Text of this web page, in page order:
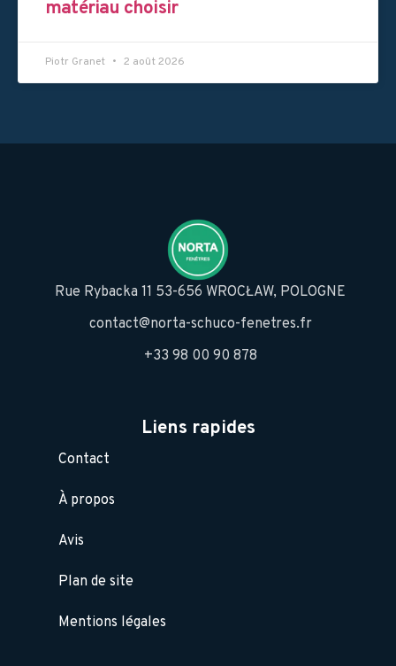
matériau choisir
Piotr Granet 2 août 2026
Rue Rybacka 11 53-656 WROCŁAW, POLOGNE
contact@norta-schuco-fenetres.fr
+33 98 00 90 878
Liens rapides
Contact
À propos
Avis
Plan de site
Mentions légales